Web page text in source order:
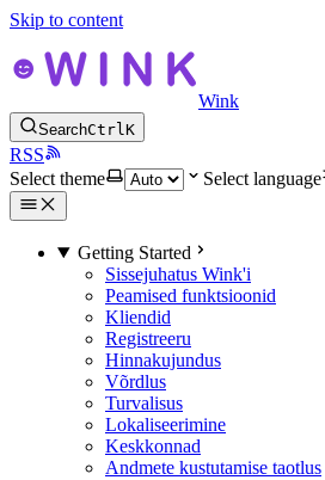
Skip to content
Wink
SearchCtrlK
RSS
Select theme
Select language
Getting Started
Sissejuhatus Wink'i
Peamised funktsioonid
Kliendid
Registreeru
Hinnakujundus
Võrdlus
Turvalisus
Lokaliseerimine
Keskkonnad
Andmete kustutamise taotlus